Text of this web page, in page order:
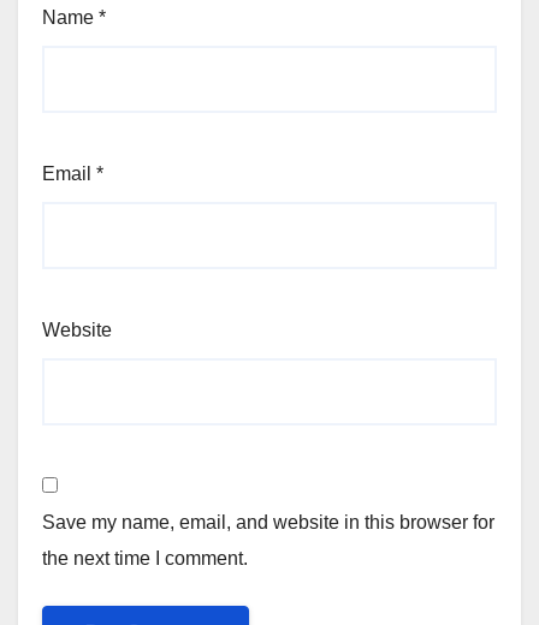
Name *
Email *
Website
Save my name, email, and website in this browser for
the next time I comment.